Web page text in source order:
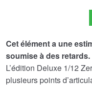
était :
Cet élément a une
soumise à des retards.
L’édition Deluxe 1/12
plusieurs points